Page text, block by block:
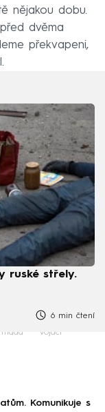
nějakou dobu.
dvěma
překvapeni,
ruské střely.
6 min čtení
vojáci
Komunikuje s